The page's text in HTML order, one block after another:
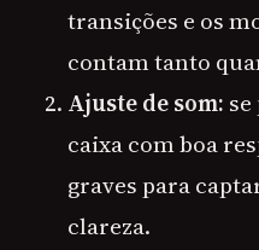
transições e os
contam tanto
Ajuste de som:
caixa com boa
graves para
clareza.